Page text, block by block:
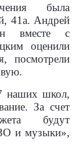
была
41а. Андрей
вместе с
оценили
посмотрели
наших школ,
За счет
будут
и музыки»,